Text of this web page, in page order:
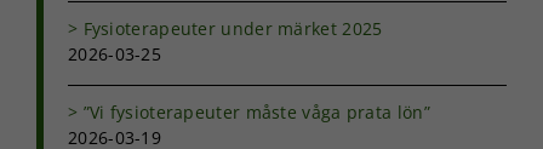
Fysioterapeuter under märket 2025
2026-03-25
”Vi fysioterapeuter måste våga prata lön”
2026-03-19